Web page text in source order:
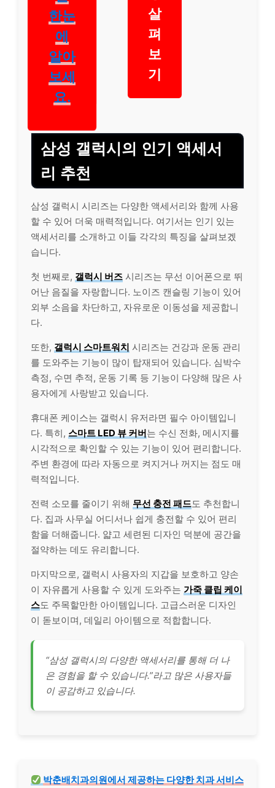
한눈
에
알아
보세
요.
살
펴
보
기
삼성 갤럭시의 인기 액세서
리 추천
삼성 갤럭시 시리즈는 다양한 액세서리와 함께 사용
할 수 있어 더욱 매력적입니다. 여기서는 인기 있는
액세서리를 소개하고 이들 각각의 특징을 살펴보겠
습니다.
첫 번째로, 갤럭시 버즈 시리즈는 무선 이어폰으로 뛰
어난 음질을 자랑합니다. 노이즈 캔슬링 기능이 있어
외부 소음을 차단하고, 자유로운 이동성을 제공합니
다.
또한, 갤럭시 스마트워치 시리즈는 건강과 운동 관리
를 도와주는 기능이 많이 탑재되어 있습니다. 심박수
측정, 수면 추적, 운동 기록 등 기능이 다양해 많은 사
용자에게 사랑받고 있습니다.
휴대폰 케이스는 갤럭시 유저라면 필수 아이템입니
다. 특히, 스마트 LED 뷰 커버는 수신 전화, 메시지를
시각적으로 확인할 수 있는 기능이 있어 편리합니다.
주변 환경에 따라 자동으로 켜지거나 꺼지는 점도 매
력적입니다.
전력 소모를 줄이기 위해 무선 충전 패드도 추천합니
다. 집과 사무실 어디서나 쉽게 충전할 수 있어 편리
함을 더해줍니다. 얇고 세련된 디자인 덕분에 공간을
절약하는 데도 유리합니다.
마지막으로, 갤럭시 사용자의 지갑을 보호하고 양손
이 자유롭게 사용할 수 있게 도와주는 가죽 클립 케이
스도 주목할만한 아이템입니다. 고급스러운 디자인
이 돋보이며, 데일리 아이템으로 적합합니다.
“삼성 갤럭시의 다양한 액세서리를 통해 더 나
은 경험을 할 수 있습니다.”라고 많은 사용자들
이 공감하고 있습니다.
박춘배치과의원에서 제공하는 다양한치과서비스